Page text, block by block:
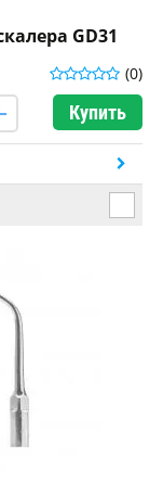
GD31
(0)
Купить